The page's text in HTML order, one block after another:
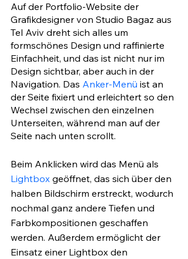
Auf der Portfolio-Website der
Grafikdesigner von Studio Bagaz aus
Tel Aviv dreht sich alles um
formschönes Design und raffinierte
Einfachheit, und das ist nicht nur im
Design sichtbar, aber auch in der
Navigation. Das Anker-Menü ist an
der Seite fixiert und erleichtert so den
Wechsel zwischen den einzelnen
Unterseiten, während man auf der
Seite nach unten scrollt.
Beim Anklicken wird das Menü als
Lightbox geöffnet, das sich über den
halben Bildschirm erstreckt, wodurch
nochmal ganz andere Tiefen und
Farbkompositionen geschaffen
werden. Außerdem ermöglicht der
Einsatz einer Lightbox den